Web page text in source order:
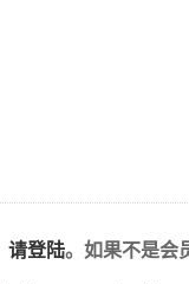
请登陆。如果不是会